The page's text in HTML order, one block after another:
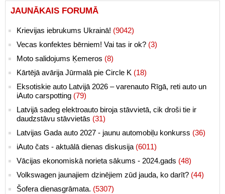
JAUNĀKAIS FORUMĀ
Krievijas iebrukums Ukrainā! (9042)
Vecas konfektes bērniem! Vai tas ir ok? (3)
Moto salidojums Ķemeros (8)
Kārtējā avārija Jūrmalā pie Circle K (18)
Eksotiskie auto Latvijā 2026 – varenauto Rīgā, reti auto un
iAuto carspotting (79)
Latvijā sadeg elektroauto biroja stāvvietā, cik droši tie ir
daudzstāvu stāvvietās (31)
Latvijas Gada auto 2027 - jaunu automobiļu konkurss (36)
iAuto čats - aktuālā dienas diskusija (6011)
Vācijas ekonomiskā norieta sākums - 2024.gads (48)
Volkswagen jaunajiem dzinējiem zūd jauda, ko darīt? (44)
Šofera dienasgrāmata. (5307)